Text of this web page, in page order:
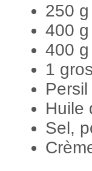
250
400
400
1
Persil
Huile
Sel,